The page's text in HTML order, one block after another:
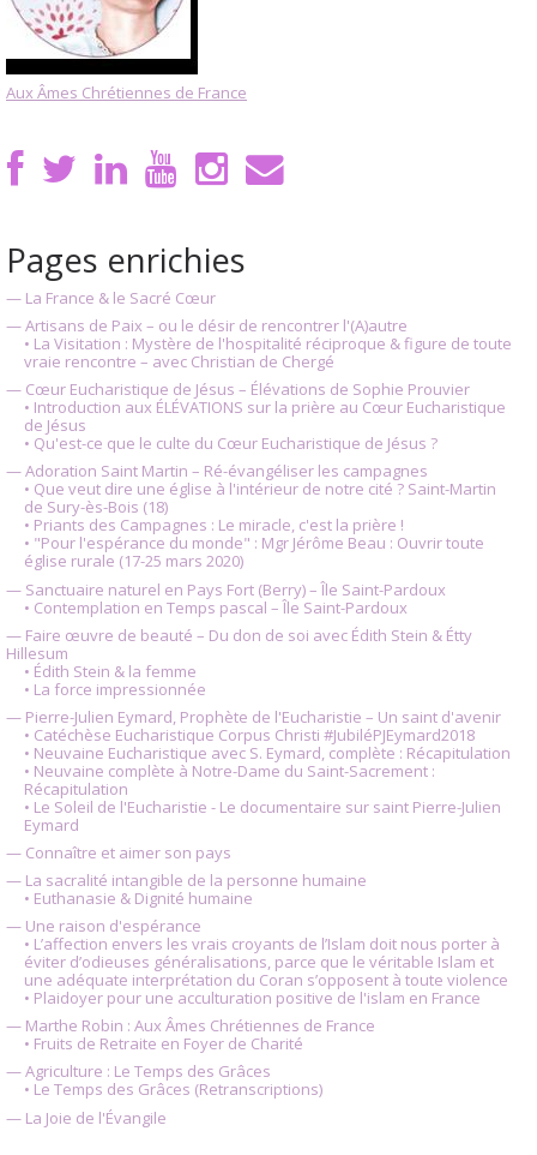
Aux Âmes Chrétiennes de France
Pages enrichies
— La France & le Sacré Cœur
— Artisans de Paix – ou le désir de rencontrer l'(A)autre
• La Visitation : Mystère de l'hospitalité réciproque & figure de toute
vraie rencontre – avec Christian de Chergé
— Cœur Eucharistique de Jésus – Élévations de Sophie Prouvier
• Introduction aux ÉLÉVATIONS sur la prière au Cœur Eucharistique
de Jésus
• Qu'est-ce que le culte du Cœur Eucharistique de Jésus ?
— Adoration Saint Martin – Ré-évangéliser les campagnes
• Que veut dire une église à l'intérieur de notre cité ? Saint-Martin
de Sury-ès-Bois (18)
• Priants des Campagnes : Le miracle, c'est la prière !
• "Pour l'espérance du monde" : Mgr Jérôme Beau : Ouvrir toute
église rurale (17-25 mars 2020)
— Sanctuaire naturel en Pays Fort (Berry) – Île Saint-Pardoux
• Contemplation en Temps pascal – Île Saint-Pardoux
— Faire œuvre de beauté – Du don de soi avec Édith Stein & Étty
Hillesum
• Édith Stein & la femme
• La force impressionnée
— Pierre-Julien Eymard, Prophète de l'Eucharistie – Un saint d'avenir
• Catéchèse Eucharistique Corpus Christi #JubiléPJEymard2018
• Neuvaine Eucharistique avec S. Eymard, complète : Récapitulation
• Neuvaine complète à Notre-Dame du Saint-Sacrement :
Récapitulation
• Le Soleil de l'Eucharistie - Le documentaire sur saint Pierre-Julien
Eymard
— Connaître et aimer son pays
— La sacralité intangible de la personne humaine
• Euthanasie & Dignité humaine
— Une raison d'espérance
• L’affection envers les vrais croyants de l’Islam doit nous porter à
éviter d’odieuses généralisations, parce que le véritable Islam et
une adéquate interprétation du Coran s’opposent à toute violence
• Plaidoyer pour une acculturation positive de l'islam en France
— Marthe Robin : Aux Âmes Chrétiennes de France
• Fruits de Retraite en Foyer de Charité
— Agriculture : Le Temps des Grâces
• Le Temps des Grâces (Retranscriptions)
— La Joie de l'Évangile